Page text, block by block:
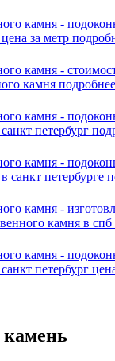
за метр
камня подробнее
петербург
санкт петербурге
камня в спб
петербург